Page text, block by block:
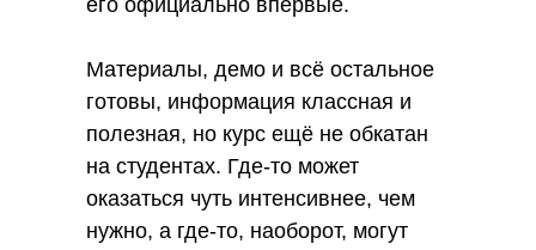
его официально впервые.
Материалы, демо и всё остальное
готовы, информация классная и
полезная, но курс ещё не обкатан
на студентах. Где-то может
оказаться чуть интенсивнее, чем
нужно, а где-то, наоборот, могут